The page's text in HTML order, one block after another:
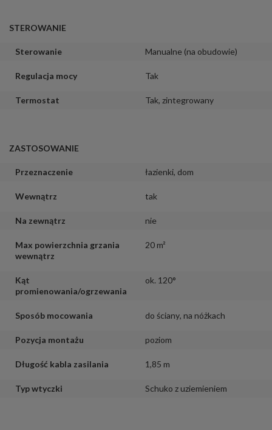
STEROWANIE
Sterowanie Manualne (na obudowie)
Regulacja mocy Tak
Termostat Tak, zintegrowany
ZASTOSOWANIE
Przeznaczenie łazienki, dom
Wewnątrz tak
Na zewnątrz nie
Max powierzchnia grzania
wewnątrz
20 m²
Kąt
promienowania/ogrzewania
ok. 120°
Sposób mocowania do ściany, na nóżkach
Pozycja montażu poziom
Długość kabla zasilania 1,85 m
Typ wtyczki Schuko z uziemieniem